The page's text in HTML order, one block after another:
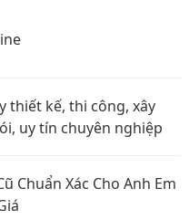
thiết kế, thi công, xây
uy tín chuyên nghiệp
Chuẩn Xác Cho Anh Em